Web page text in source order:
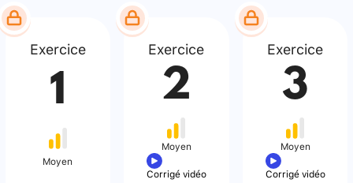
Exercice
1
Moyen
Exercice
2
Moyen
Corrigé vidéo
Exercice
3
Moyen
Corrigé vidéo